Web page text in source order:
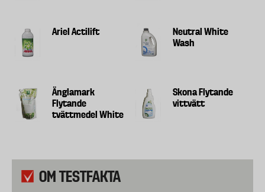
Ariel Actilift
Neutral White
Wash
Änglamark
Flytande
tvättmedel White
Skona Flytande
vittvätt
OM TESTFAKTA